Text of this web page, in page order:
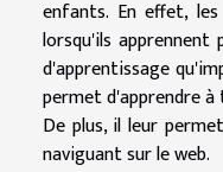
enfants. En effet,
lorsqu'ils
d'apprentissage
permet d'apprendre à
De plus, il leur
naviguant sur le web.